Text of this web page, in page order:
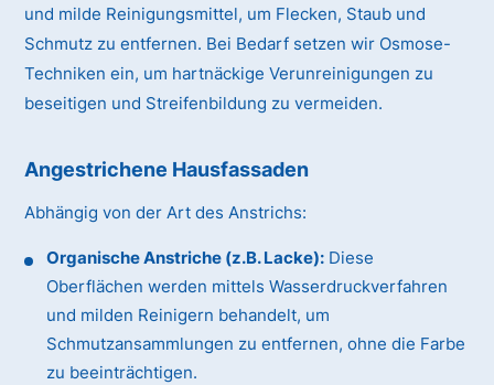
und milde Reinigungsmittel, um Flecken, Staub und
Schmutz zu entfernen. Bei Bedarf setzen wir Osmose-
Techniken ein, um hartnäckige Verunreinigungen zu
beseitigen und Streifenbildung zu vermeiden.
Angestrichene Hausfassaden
Abhängig von der Art des Anstrichs:
Organische Anstriche (z.B. Lacke): Diese
Oberflächen werden mittels Wasserdruckverfahren
und milden Reinigern behandelt, um
Schmutzansammlungen zu entfernen, ohne die Farbe
zu beeinträchtigen.